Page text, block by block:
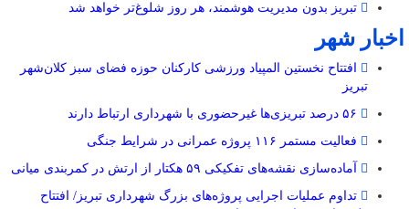
تبریز بدون مدیریت هوشمند، هر روز شلوغ‌تر خواهد شد
اخبار شهر
افتتاح نخستین المپیاد ورزشی کارکنان حوزه فضای سبز کلان‌شهر
تبریز
فعالیت مستمر ۱۱۶ پروژه عمرانی در شرایط جنگی
آماده‌سازی نقشه‌های تفکیکی ۵۹ هکتار از ارتش در کمربندی میانی
تداوم عملیات اجرایی پروژه‌های بزرگ شهرداری تبریز/ افتتاح